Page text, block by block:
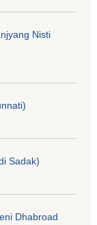
Nisti
Sadak)
Dhabroad